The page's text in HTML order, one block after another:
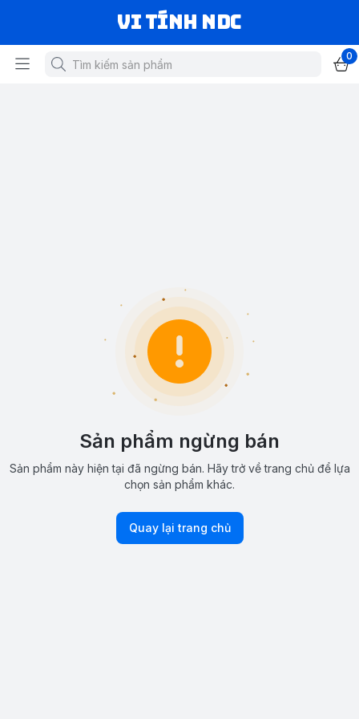
VI TÍNH NDC
0
Sản phẩm ngừng bán
Sản phẩm này hiện tại đã ngừng bán. Hãy trở về trang chủ để lựa
chọn sản phẩm khác.
Quay lại trang chủ